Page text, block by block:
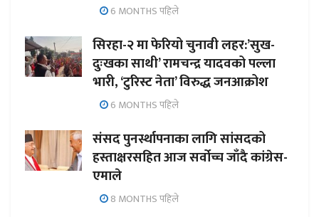
6 MONTHS पहिले
सिरहा-२ मा फेरियो चुनावी लहर:’सुख-
दुःखका साथी’ रामचन्द्र यादवको पल्ला
भारी, ‘टुरिस्ट नेता’ विरुद्ध जनआक्रोश
6 MONTHS पहिले
संसद पुनर्स्थापनाका लागि सांसदको
हस्ताक्षरसहित आज सर्वोच्च जाँदै कांग्रेस-
एमाले
8 MONTHS पहिले